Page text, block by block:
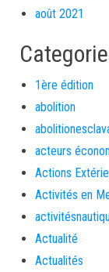
août 2021
1ère édition
abolition
acteurs
Actions
Activités en
Actualité
Actualités